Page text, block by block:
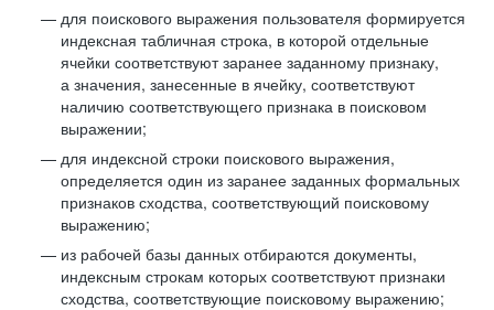
для поискового выражения пользователя формируется
индексная табличная строка, в которой отдельные
ячейки соответствуют заранее заданному признаку,
а значения, занесенные в ячейку, соответствуют
наличию соответствующего признака в поисковом
выражении;
для индексной строки поискового выражения,
определяется один из заранее заданных формальных
признаков сходства, соответствующий поисковому
выражению;
из рабочей базы данных отбираются документы,
индексным строкам которых соответствуют признаки
сходства, соответствующие поисковому выражению;